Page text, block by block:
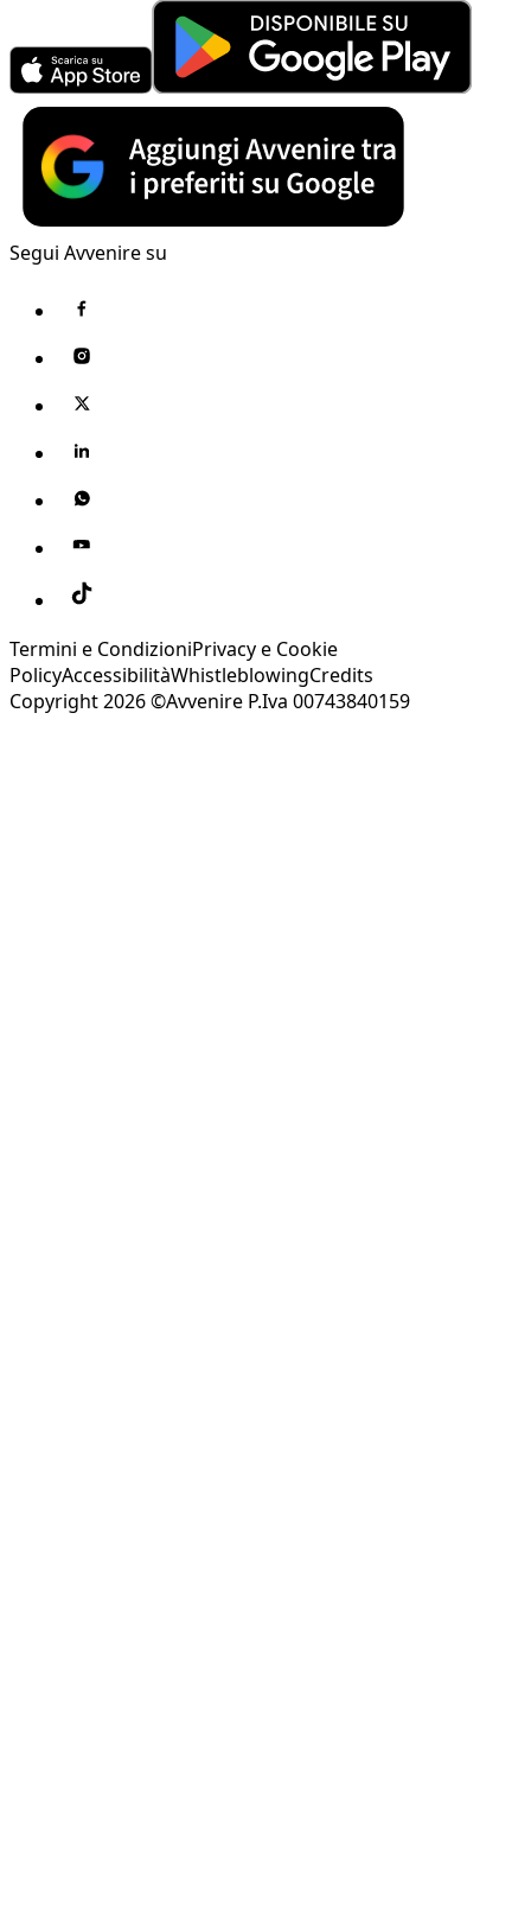
Segui Avvenire su
Termini e CondizioniPrivacy e Cookie
PolicyAccessibilitàWhistleblowingCredits
Copyright 2026 ©Avvenire P.Iva 00743840159